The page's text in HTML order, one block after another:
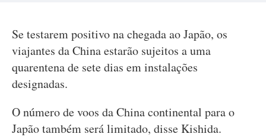
Se testarem positivo na chegada ao Japão, os
viajantes da China estarão sujeitos a uma
quarentena de sete dias em instalações
designadas.
O número de voos da China continental para o
Japão também será limitado, disse Kishida.